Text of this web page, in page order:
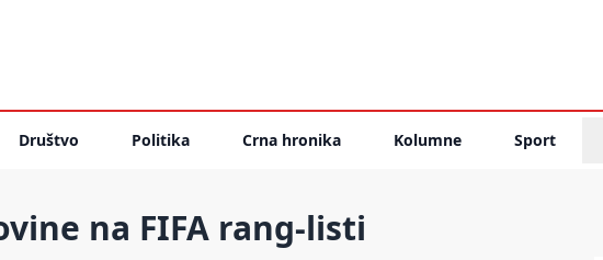
Društvo Politika Crna hronika Kolumne Sport
na FIFA rang-listi